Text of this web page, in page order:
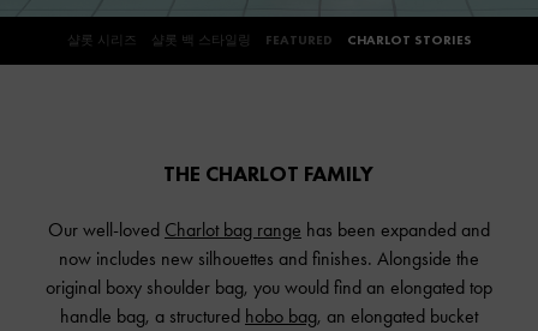
샬롯 시리즈 샬롯 백 스타일링 FEATURED CHARLOT STORIES
THE CHARLOT FAMILY
Our well-loved Charlot bag range has been expanded and
now includes new silhouettes and finishes. Alongside the
original boxy shoulder bag, you would find an elongated top
handle bag, a structured hobo bag, an elongated bucket